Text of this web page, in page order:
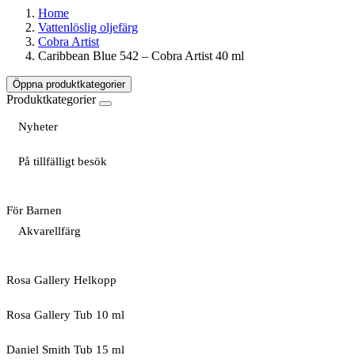
Home
Vattenlöslig oljefärg
Cobra Artist
Caribbean Blue 542 – Cobra Artist 40 ml
Öppna produktkategorier
Produktkategorier
Nyheter
På tillfälligt besök
För Barnen
Akvarellfärg
Rosa Gallery Helkopp
Rosa Gallery Tub 10 ml
Daniel Smith Tub 15 ml